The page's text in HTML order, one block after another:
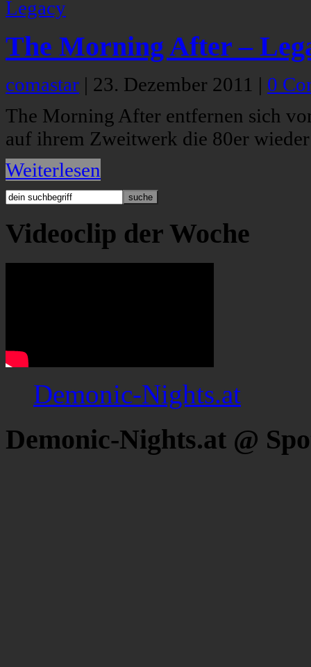
The Morning After –
comastar | 23. Dezember 2011 | 0
The Morning After entfernen sich
auf ihrem Zweitwerk die 80er
Weiterlesen
Videoclip der Woche
Demonic-Nights.at
Demonic-Nights.at @